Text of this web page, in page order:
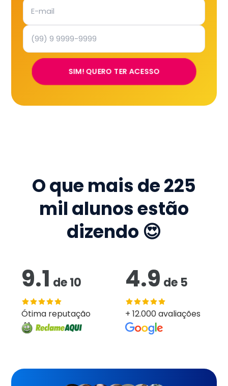
SIM! QUERO TER ACESSO
O que mais de225
mil alunos estão
dizendo 😍
9.1 de10
Ótima reputação
4.9 de 5
+ 12.000 avaliações